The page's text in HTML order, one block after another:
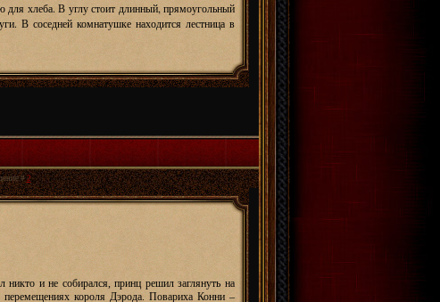
хлеба. В углу стоит длинный, прямоугольный
В соседней комнатушке находится лестница в
#2
и не собирался, принц решил заглянуть на
короля Дэрода. Повариха Конни –